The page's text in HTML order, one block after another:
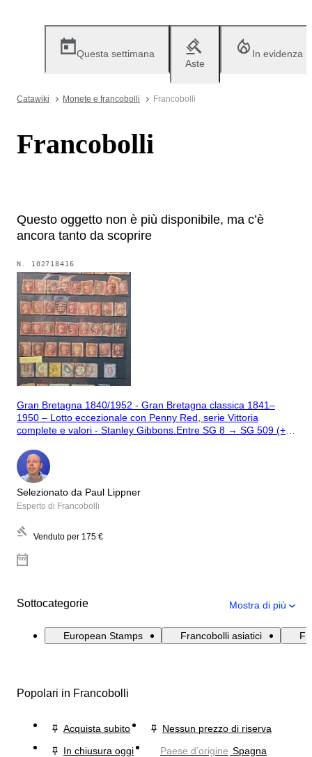
Questa settimana
Aste
In evidenza
Catawiki Monete e francobolli Francobolli
Francobolli
Questo oggetto non è più disponibile, ma c’è
ancora tanto da scoprire
N. 102718416
Gran Bretagna 1840/1952 - Gran Bretagna classica 1841–
1950 – Lotto eccezionale con Penny Red, serie Vittoria
complete e valori - Stanley Gibbons.Entre SG 8 → SG 509 (+
Selezionato da Paul Lippner
Esperto di Francobolli
Venduto per 175 €
Sottocategorie Mostra di più
European Stamps Francobolli asiatici
Popolari in Francobolli
Acquista subito
Nessun prezzo di riserva
In chiusura oggi
Paese d’origine Spagna